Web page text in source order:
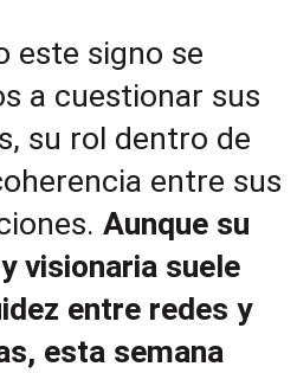
este signo se
a cuestionar sus
su rol dentro de
entre sus
Aunque su
visionaria suele
entre redes y
esta semana